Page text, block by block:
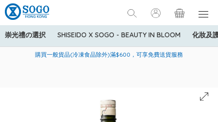
崇光禮の選択 SHISEIDO X SOGO - BEAUTY IN BLOOM 化妝及
美國運通Explorer®信用卡會員購物禮遇：高達5%簽賬回贈！
購買一般貨品(冷凍食品除外)滿$600，可享免費送貨服務
寄送中國內地服務只適用於指定商品，若訂單金額少於HK$600(折